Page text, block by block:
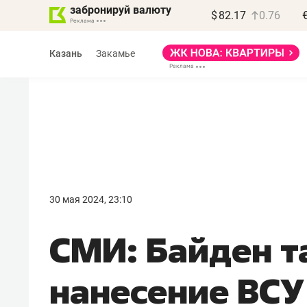
забронируй валюту $ 82.17 0.76
Казань Закамье
30 мая 2024, 23:10
СМИ: Байден
нанесение
правил, бизнес может
потерять минимум